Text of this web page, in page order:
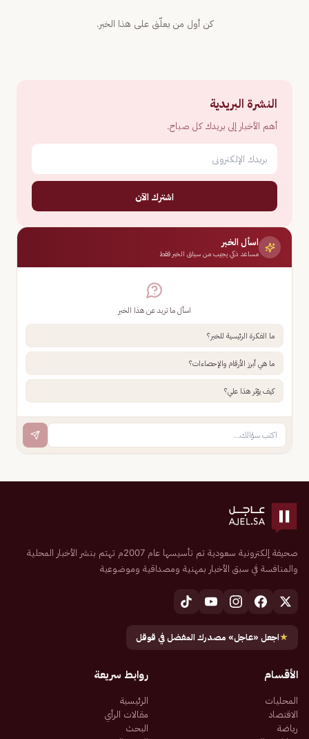
كن أول من يعلّق على هذا الخبر.
النشرة البريدية
أهم الأخبار إلى بريدك كل صباح.
اشترك الآن
اسأل الخبر
مساعد ذكي يجيب من سياق الخبر فقط
اسأل ما تريد عن هذا الخبر
ما الفكرة الرئيسية للخبر؟
ما هي أبرز الأرقام والإحصاءات؟
كيف يؤثر هذا علي؟
صحيفة إلكترونية سعودية تم تأسيسها عام 2007م تهتم بنشر الأخبار المحلية
والمنافسة في سبق الأخبار بمهنية ومصداقية وموضوعية
★اجعل «عاجل» مصدرك المفضل في قوقل
الأقسام
المحليات
الاقتصاد
رياضة
روابط سريعة
الرئيسية
مقالات الرأي
البحث